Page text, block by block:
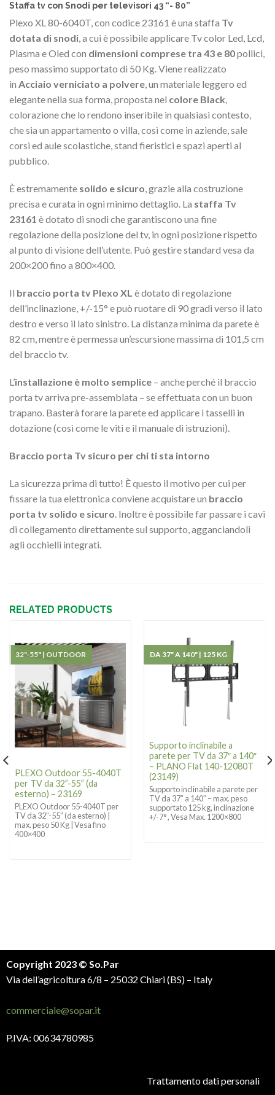
Staffa tv con Snodi per televisori 43 “- 80”
Plexo XL 80-6040T, con codice 23161 è una staffa Tv
dotata di snodi, a cui è possibile applicare Tv color Led, Lcd,
Plasma e Oled con dimensioni comprese tra 43 e 80pollici,
peso massimo supportato di 50 Kg. Viene realizzato
in Acciaio verniciato a polvere, un materiale leggero ed
elegante nella sua forma, proposta nel colore Black,
colorazione che lo rendono inseribile in qualsiasi contesto,
che sia un appartamento o villa, così come in aziende, sale
corsi ed aule scolastiche, stand fieristici e spazi aperti al
pubblico.
È estremamente solido e sicuro, grazie alla costruzione
precisa e curata in ogni minimo dettaglio. La staffa Tv
23161 è dotato di snodi che garantiscono una fine
regolazione della posizione del tv, in ogni posizione rispetto
al punto di visione dell’utente. Può gestire standard vesa da
200×200 fino a 800×400.
Il braccio porta tv Plexo XL è dotato di regolazione
dell’inclinazione, +/-15° e può ruotare di 90 gradi verso il lato
destro e verso il lato sinistro. La distanza minima da parete è
82 cm, mentre è permessa un’escursione massima di 101,5 cm
del braccio tv.
L’installazione è molto semplice – anche perché il braccio
porta tv arriva pre-assemblata – se effettuata con un buon
trapano. Basterà forare la parete ed applicare i tasselli in
dotazione (così come le viti e il manuale di istruzioni).
Braccio porta Tv sicuro per chi ti sta intorno
La sicurezza prima di tutto! È questo il motivo per cui per
fissare la tua elettronica conviene acquistare un braccio
porta tv solido e sicuro. Inoltre è possibile far passare i cavi
di collegamento direttamente sul supporto, agganciandoli
agli occhielli integrati.
RELATED PRODUCTS
PLEXO Outdoor 55-4040T
per TV da 32”-55” (da
esterno) – 23169
PLEXO Outdoor 55-4040T per
TV da 32”-55” (da esterno) |
max. peso 50 Kg | Vesa fino
400×400
32"-55" | OUTDOOR
Supporto inclinabile a
parete per TV da 37″ a 140″
– PLANO Flat 140-12080T
(23149)
Supporto inclinabile a parete per
TV da 37″ a 140″ – max. peso
supportato 125 kg, inclinazione
+/-7° , Vesa Max. 1200×800
DA 37" A 140" | 125 KG
Copyright 2023 © So.Par
Via dell’agricoltura 6/8 – 25032 Chiari (BS) – Italy
commerciale@sopar.it
P.IVA: 00634780985
Trattamento dati personali